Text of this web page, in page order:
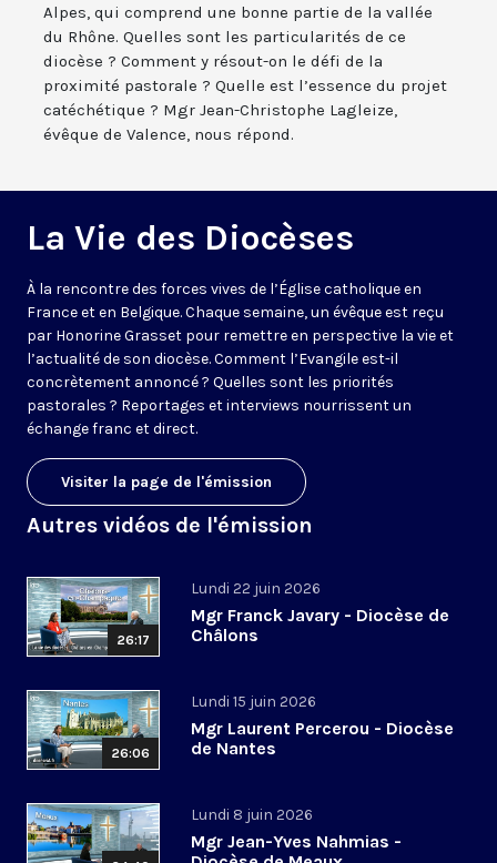
Alpes, qui comprend une bonne partie de la vallée
du Rhône. Quelles sont les particularités de ce
diocèse ? Comment y résout-on le défi de la
proximité pastorale ? Quelle est l’essence du projet
catéchétique ? Mgr Jean-Christophe Lagleize,
évêque de Valence, nous répond.
La Vie des Diocèses
À la rencontre des forces vives de l’Église catholique en
France et en Belgique. Chaque semaine, un évêque est reçu
par Honorine Grasset pour remettre en perspective la vie et
l’actualité de son diocèse. Comment l’Evangile est-il
concrètement annoncé ? Quelles sont les priorités
pastorales ? Reportages et interviews nourrissent un
échange franc et direct.
Visiter la page de l'émission
Autres vidéos de l'émission
26:17
Lundi 22 juin 2026
Mgr Franck Javary - Diocèse de
Châlons
26:06
Lundi 15 juin 2026
Mgr Laurent Percerou - Diocèse
de Nantes
Lundi 8 juin 2026
Mgr Jean-Yves Nahmias -